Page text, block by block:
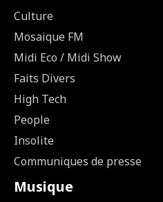
Culture
Mosaique FM
Midi Eco / Midi Show
Faits Divers
High Tech
People
Insolite
Communiques de presse
Musique